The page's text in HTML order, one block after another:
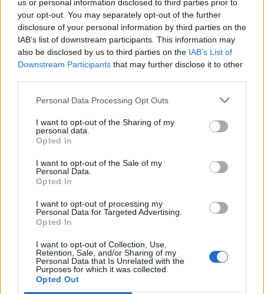
us or personal information disclosed to third parties prior to
your opt-out. You may separately opt-out of the further
disclosure of your personal information by third parties on the
IAB’s list of downstream participants. This information may
also be disclosed by us to third parties on the IAB’s List of
Downstream Participants that may further disclose it to other
Personal Data Processing Opt Outs
I want to opt-out of the Sharing of my
personal data.
Opted In
I want to opt-out of the Sale of my
Personal Data.
Opted In
I want to opt-out of processing my
Personal Data for Targeted Advertising.
Opted In
I want to opt-out of Collection, Use,
Retention, Sale, and/or Sharing of my
Personal Data that Is Unrelated with the
Purposes for which it was collected.
Opted Out
Minka 10. rész
Minka 9. rész
Máltai kaland 7.
10 tanács, ha jobban akarod érezni magad
Egy ház, amely a tengerre és a fényre